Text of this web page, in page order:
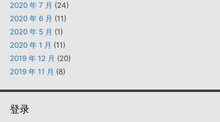
2020 年 7 月 (24)
2020 年 6 月 (11)
2020 年 5 月 (1)
2020 年 1 月 (11)
2019 年 12 月 (20)
2019 年 11 月 (8)
登录